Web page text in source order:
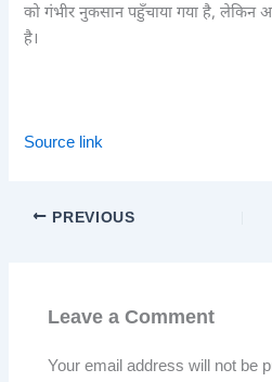
को गंभीर नुकसान पहुँचाया गया है, लेकिन
है।
Source link
PREVIOUS
Leave a Comment
Your email address will not be